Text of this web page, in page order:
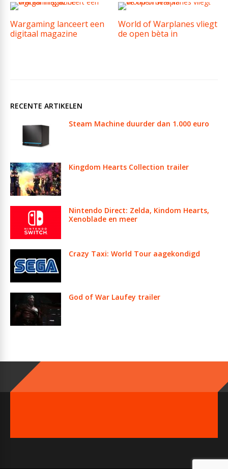
Wargaming lanceert een
digitaal magazine
World of Warplanes vliegt
de open bèta in
RECENTE ARTIKELEN
Steam Machine duurder dan 1.000 euro
Kingdom Hearts Collection trailer
Nintendo Direct: Zelda, Kindom Hearts,
Xenoblade en meer
Crazy Taxi: World Tour aagekondigd
God of War Laufey trailer